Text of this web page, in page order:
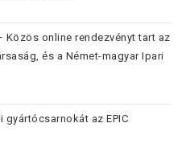
online rendezvényt tart az
és a Német-magyar Ipari
az EPIC